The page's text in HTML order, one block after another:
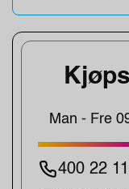
Man - Fre
400 22